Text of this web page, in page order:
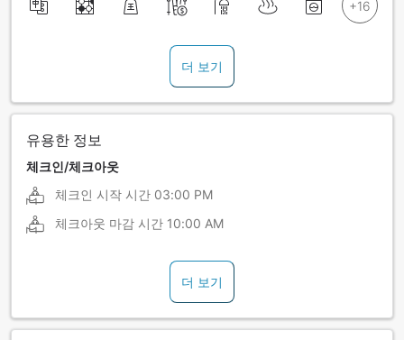
더 보기
유용한 정보
체크인/체크아웃
체크인 시작 시간 03:00 PM
체크아웃 마감 시간 10:00 AM
더 보기